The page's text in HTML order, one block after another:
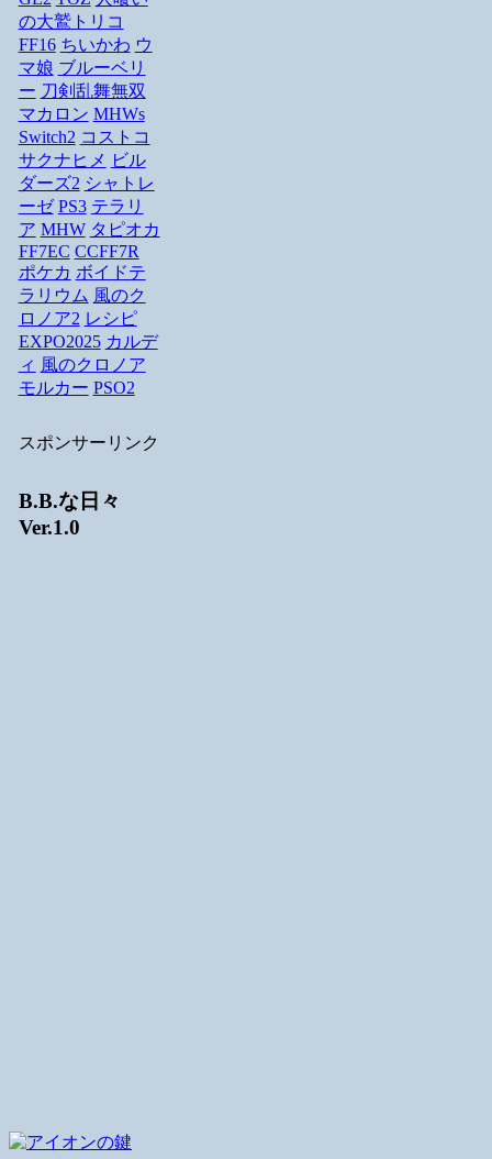
の大鷲トリコ
FF16 ちいかわ ウ
マ娘 ブルーベリ
ー 刀剣乱舞無双
マカロン MHWs
Switch2 コストコ
サクナヒメ ビル
ダーズ2 シャトレ
ーゼ PS3 テラリ
ア MHW タピオカ
FF7EC CCFF7R
ポケカ ボイドテ
ラリウム 風のク
ロノア2 レシピ
EXPO2025 カルデ
ィ 風のクロノア
モルカー PSO2
スポンサーリンク
B.B.な日々
Ver.1.0